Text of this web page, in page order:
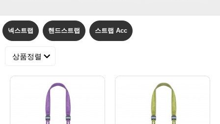
넥스트랩 핸드스트랩 스트랩 Acc
상품정렬